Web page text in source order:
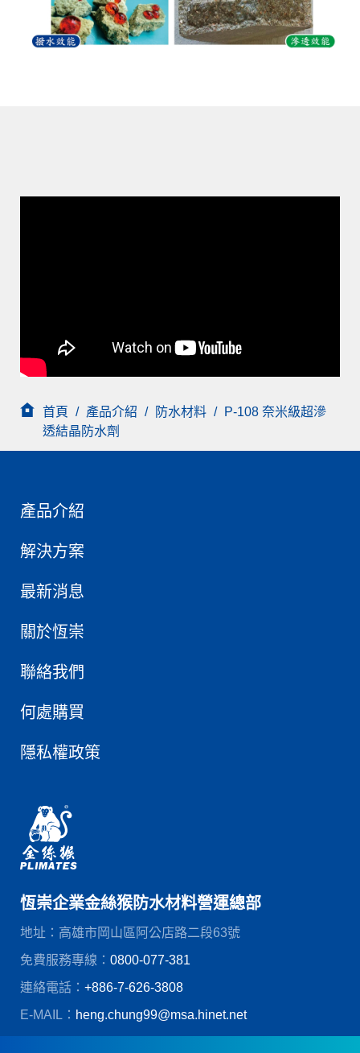
首頁 / 產品介紹 / 防水材料 /
P-108 奈米級超滲
透結晶防水劑
產品介紹
解決方案
最新消息
關於恆崇
聯絡我們
何處購買
隱私權政策
恆崇企業金絲猴防水材料營運總部
地址：高雄市岡山區阿公店路二段63號
免費服務專線： 0800-077-381
連絡電話： +886-7-626-3808
E-MAIL： heng.chung99@msa.hinet.net